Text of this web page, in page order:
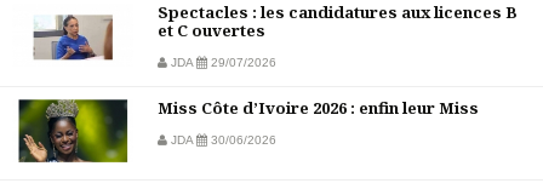
Spectacles : les candidatures aux licences B
et C ouvertes
JDA 29/07/2026
Miss Côte d’Ivoire 2026 : enfin leur Miss
JDA 30/06/2026